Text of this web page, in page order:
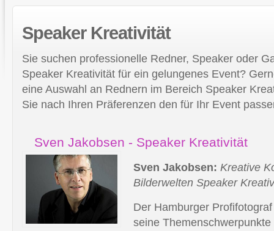
SpeakerKreativität
Sie suchen professionelle Redner, Speaker oder
Speaker Kreativität für ein gelungenes Event?
eine Auswahl an Rednern im Bereich Speaker
Sie nach Ihren Präferenzen den für Ihr Event
Sven Jakobsen - Speaker Kreativität
Sven Jakobsen: Kreative
Bilderwelten Speaker
Der Hamburger
seine